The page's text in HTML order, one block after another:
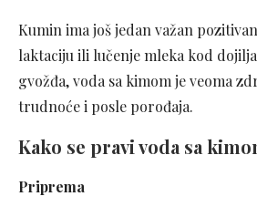
Kumin ima još jedan važan
laktaciju ili lučenje mleka kod
gvožđa, voda sa kimom je veoma
trudnoće i posle porođaja.
Kako se pravi voda sa
Priprema